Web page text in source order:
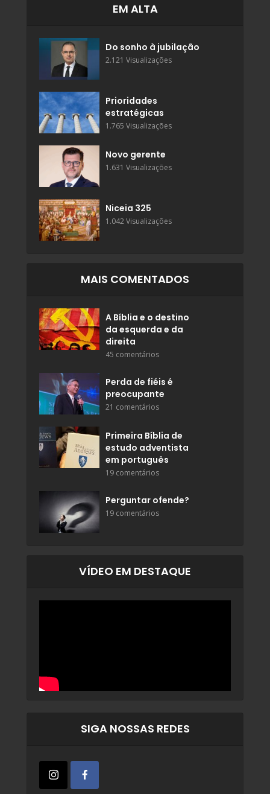
EM ALTA
Do sonho à jubilação
2.121 Visualizações
Prioridades
estratégicas
1.765 Visualizações
Novo gerente
1.631 Visualizações
Niceia 325
1.042 Visualizações
MAIS COMENTADOS
A Bíblia e o destino
da esquerda e da
direita
45 comentários
Perda de fiéis é
preocupante
21 comentários
Primeira Bíblia de
estudo adventista
em português
19 comentários
Perguntar ofende?
19 comentários
VÍDEO EM DESTAQUE
SIGA NOSSAS REDES